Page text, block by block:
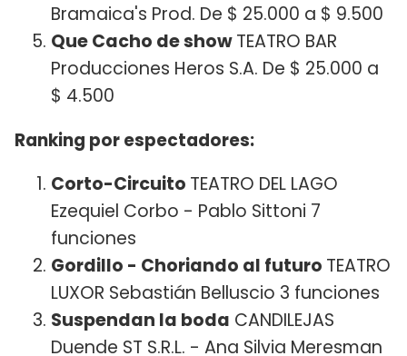
Bramaica's Prod. De $ 25.000 a $ 9.500
Que Cacho de showTEATRO BAR
Producciones Heros S.A. De $ 25.000 a
$ 4.500
Ranking por espectadores:
Corto-Circuito TEATRO DEL LAGO
Ezequiel Corbo - Pablo Sittoni 7
funciones
Gordillo - Choriando al futuro TEATRO
LUXOR Sebastián Belluscio 3 funciones
Suspendan la boda CANDILEJAS
Duende ST S.R.L. - Ana Silvia Meresman